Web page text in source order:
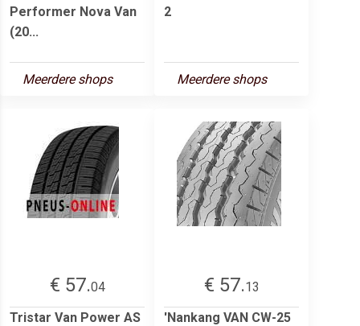
Performer Nova Van
(20...
Meerdere shops
2
Meerdere shops
€ 57.04
Tristar Van Power AS
€ 57.13
'Nankang VAN CW-25